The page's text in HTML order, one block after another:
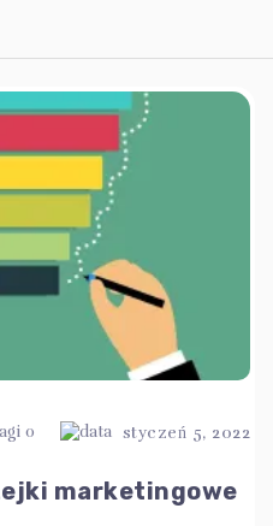
0 styczeń 5, 2022
marketingowe